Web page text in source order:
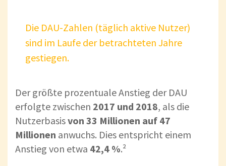
Die DAU-Zahlen (täglich aktive Nutzer)
sind im Laufe der betrachteten Jahre
gestiegen.
Der größte prozentuale Anstieg der DAU
erfolgte zwischen 2017 und 2018, als die
Nutzerbasisvon 33 Millionen auf 47
Millionen anwuchs. Dies entspricht einem
Anstieg von etwa 42,4 %.²